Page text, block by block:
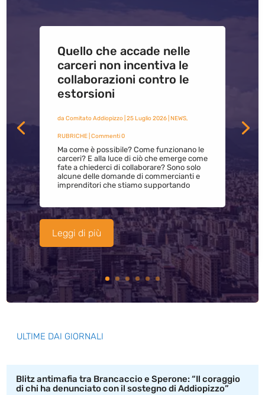
Quello che accade nelle
carceri non incentiva le
collaborazioni contro le
estorsioni
da Comitato Addiopizzo| 25 Luglio 2026| NEWS,
RUBRICHE| Commenti 0
Ma come è possibile? Come funzionano le
carceri? E alla luce di ciò che emerge come
fate a chiederci di collaborare? Sono solo
alcune delle domande di commercianti e
imprenditori che stiamo supportando
Leggi di più
ULTIME DAI GIORNALI
Blitz antimafia tra Brancaccio e Sperone: “Il coraggio
di chi ha denunciato con il sostegno di Addiopizzo”